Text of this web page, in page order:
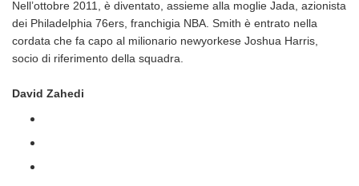
Nell’ottobre 2011, è diventato, assieme alla moglie Jada, azionista
dei Philadelphia 76ers, franchigia NBA. Smith è entrato nella
cordata che fa capo al milionario newyorkese Joshua Harris,
socio di riferimento della squadra.
David Zahedi